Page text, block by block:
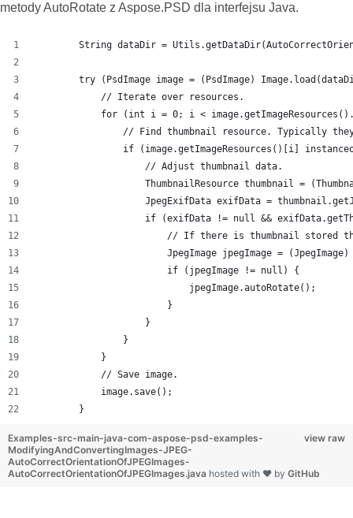
metody AutoRotate z Aspose.PSD dla interfejsu Java.
String dataDir =
try (PsdImage image = (PsdImage)
            // Iterate over resources.
for (int i = 0; i <
// Find thumbnail resource. Typically
if (image.getImageResources()[i]
                    // Adjust thumbnail data.
ThumbnailResource thumbnail =
JpegExifData exifData =
if (exifData != null &&
// If there is thumbnail stored
JpegImage jpegImage =
                        if (jpegImage != null) {
                            jpegImage.autoRotate();
                        }
                    }
                }
            }
            // Save image.
            image.save();
        }
view raw
Examples-src-main-java-com-aspose-psd-examples-
ModifyingAndConvertingImages-JPEG-
AutoCorrectOrientationOfJPEGImages-
AutoCorrectOrientationOfJPEGImages.java hosted with ❤ by GitHub